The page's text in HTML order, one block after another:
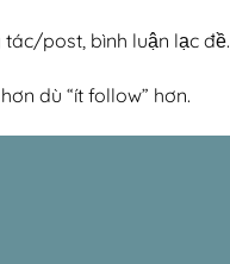
post, bình luận lạc đề.
dù “ít follow” hơn.